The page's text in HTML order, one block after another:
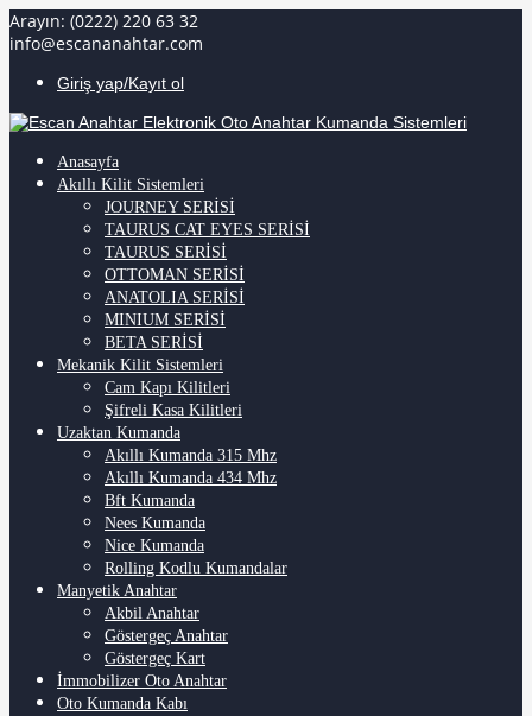
Arayın: (0222) 220 63 32
info@escananahtar.com
Giriş yap/Kayıt ol
Anasayfa
Akıllı Kilit Sistemleri
JOURNEY SERİSİ
TAURUS CAT EYES SERİSİ
TAURUS SERİSİ
OTTOMAN SERİSİ
ANATOLIA SERİSİ
MINIUM SERİSİ
BETA SERİSİ
Mekanik Kilit Sistemleri
Cam Kapı Kilitleri
Şifreli Kasa Kilitleri
Uzaktan Kumanda
Akıllı Kumanda 315 Mhz
Akıllı Kumanda 434 Mhz
Bft Kumanda
Nees Kumanda
Nice Kumanda
Rolling Kodlu Kumandalar
Manyetik Anahtar
Akbil Anahtar
Göstergeç Anahtar
Göstergeç Kart
İmmobilizer Oto Anahtar
Oto Kumanda Kabı